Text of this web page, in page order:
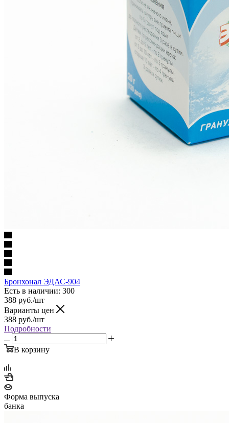
Бронхонал ЭДАС-904
Есть в наличии: 300
388 руб./шт
Варианты цен
388 руб./шт
Подробности
В корзину
Форма выпуска
банка